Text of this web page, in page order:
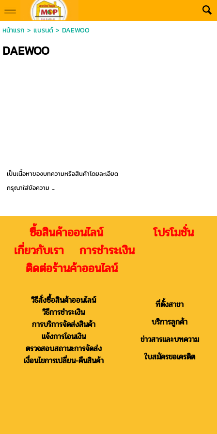
หน้าแรก > แบรนด์> DAEWOO
DAEWOO
เป็นเนื้อหาของบทความหรือสินค้าโดยละเอียด
กรุณาใส่ข้อความ …
ซื้อสินค้าออนไลน์ โปรโมชั่น
เกี่ยวกับเรา การชำระเงิน
ติดต่อร้านค้าออนไลน์
วิธีสั่งซื้อสินค้าออนไลน์
วิธีการชำระเงิน
การบริการจัดส่งสินค้า
แจ้งการโอนเงิน
ตรวจสอบสถานะการจัดส่ง
เงื่อนไขการเปลี่ยน-คืนสินค้า
ที่ตั้งสาขา
บริการลูกค้า
ข่าวสารและบทความ
ใบสมัครขอเครดิต